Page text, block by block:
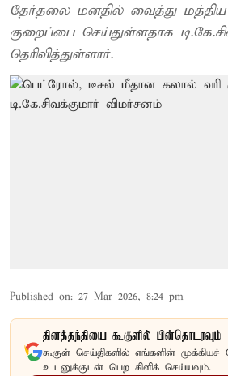
தேர்தலை மனதில் வைத்து மத்திய
குறைப்பை செய்துள்ளதாக
தெரிவித்துள்ளார்.
Published on: 27 Mar 2026, 8:24 pm
தினத்தந்தியை கூகுளில் பின்தொடரவும்
கூகுள் செய்திகளில் எங்களின்
உடனுக்குடன் பெற கிளிக் செய்யவும்.